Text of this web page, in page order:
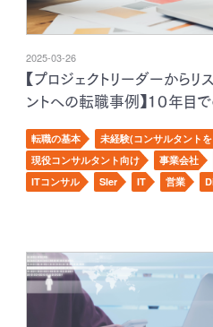
2025-03-26
【プロジェクトリーダーから
ントへの転職事例】１０年目
転職の基本
未経験(コンサルタント
現役コンサルタント向け
事業会社
ITコンサル
SIer IT 営業